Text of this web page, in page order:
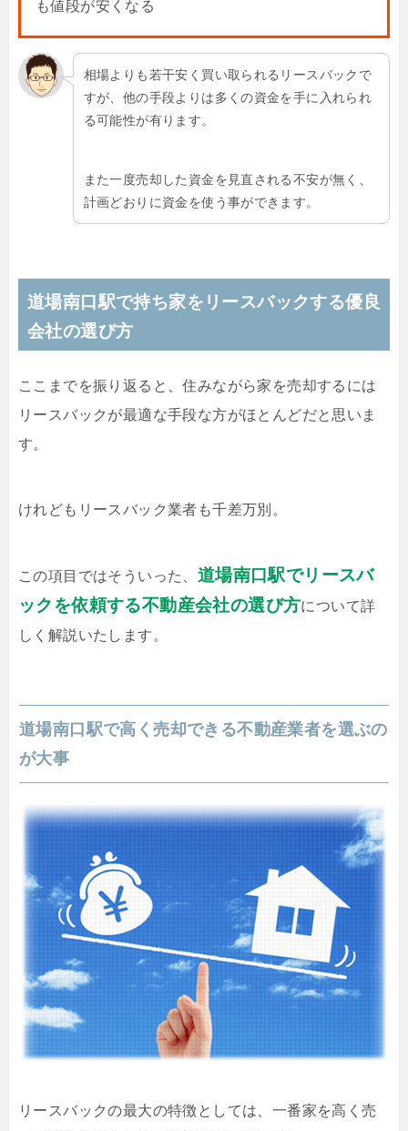
も値段が安くなる
相場よりも若干安く買い取られるリースバックで
すが、他の手段よりは多くの資金を手に入れられ
る可能性が有ります。
また一度売却した資金を見直される不安が無く、
計画どおりに資金を使う事ができます。
道場南口駅で持ち家をリースバックする優良
会社の選び方
ここまでを振り返ると、住みながら家を売却するには
リースバックが最適な手段な方がほとんどだと思いま
す。
けれどもリースバック業者も千差万別。
この項目ではそういった、 道場南口駅でリースバ
ックを依頼する不動産会社の選び方について詳
しく解説いたします。
道場南口駅で高く売却できる不動産業者を選ぶの
が大事
リースバックの最大の特徴としては、一番家を高く売